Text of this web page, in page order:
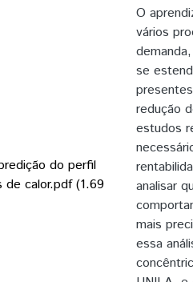
do perfil
de calor.pdf(1.69
O
vários
se
redução
estudos
analisar
mais
essa